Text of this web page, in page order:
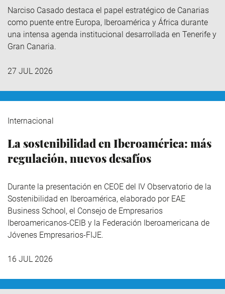
Narciso Casado destaca el papel estratégico de Canarias
como puente entre Europa, Iberoamérica y África durante
una intensa agenda institucional desarrollada en Tenerife y
Gran Canaria.
27 JUL 2026
Internacional
La sostenibilidad en Iberoamérica: más
regulación, nuevos desafíos
Durante la presentación en CEOE del IV Observatorio de la
Sostenibilidad en Iberoamérica, elaborado por EAE
Business School, el Consejo de Empresarios
Iberoamericanos-CEIB y la Federación Iberoamericana de
Jóvenes Empresarios-FIJE.
16 JUL 2026